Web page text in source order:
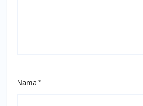
Nama *